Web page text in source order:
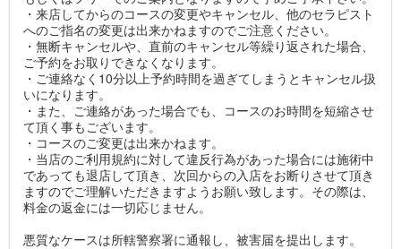
・来店してからのコースの変更やキャンセル、他のセラピスト
へのご指名の変更は出来かねますのでご注意ください。
・無断キャンセルや、直前のキャンセル等繰り返された場合、
ご予約をお取りできなくなります。
・ご連絡なく10分以上予約時間を過ぎてしまうとキャンセル扱
いになります。
・また、ご連絡があった場合でも、コースのお時間を短縮させ
て頂く事もございます。
・コースのご変更は出来かねます。
・当店のご利用規約に対して違反行為があった場合には施術中
であっても退店して頂き、次回からの入店をお断りさせて頂き
ますのでご理解いただきますようお願い致します。その際は、
料金の返金には一切応じません。
悪質なケースは所轄警察署に通報し、被害届を提出します。